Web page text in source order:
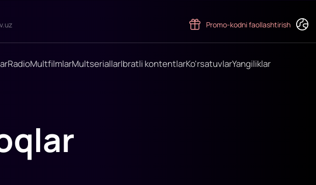
Promo-kodni faollashtirish
RadioMultfilmlarMultseriallarIbratli kontentlarKo'rsatuvlarYangiliklar